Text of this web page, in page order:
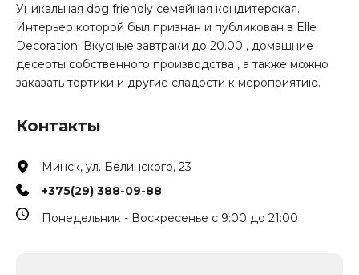
Уникальная dog friendly семейная кондитерская.
Интерьер которой был признан и публикован в Elle
Decoration. Вкусные завтраки до 20.00 , домашние
десерты собственного производства , а также можно
заказать тортики и другие сладости к мероприятию.
Контакты
Минск, ул. Белинского, 23
+375(29) 388-09-88
Понедельник - Воскресенье с 9:00 до 21:00